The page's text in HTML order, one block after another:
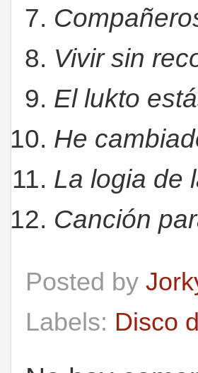
Vivir sin
El lukto
He
La logia de
Canción
Posted by
Labels: Disco